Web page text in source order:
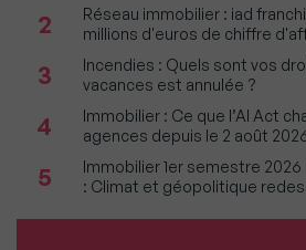
2
Réseau immobilier : iad
millions d'euros de chiffre
3
Incendies : Quels sont vos
vacances est annulée ?
4
Immobilier : Ce que l’AI Act
agences depuis le 2 août
5
Immobilier 1er semestre
: Climat et géopolitique